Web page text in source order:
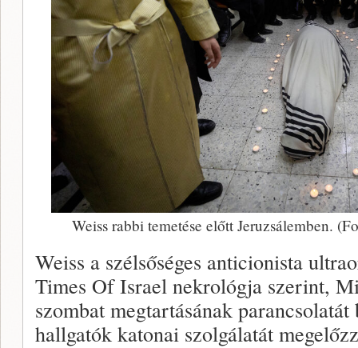
Weiss rabbi temetése előtt Jeruzsálemben.
Weiss a szélsőséges anticionista
Times Of Israel nekrológja szerint,
szombat megtartásának parancsolatát
hallgatók katonai szolgálatát